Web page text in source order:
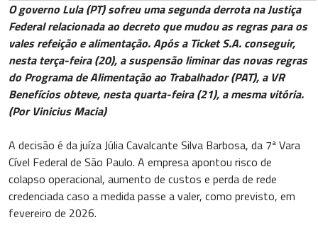
O governo Lula (PT) sofreu uma segunda derrota na Justiça
Federal relacionada ao decreto que mudou as regras para os
vales refeição e alimentação. Após a Ticket S.A. conseguir,
nesta terça-feira (20), a suspensão liminar das novas regras
do Programa de Alimentação ao Trabalhador (PAT), a VR
Benefícios obteve, nesta quarta-feira (21), a mesma vitória.
(Por Vinicius Macia)
A decisão é da juíza Júlia Cavalcante Silva Barbosa, da 7ª Vara
Cível Federal de São Paulo. A empresa apontou risco de
colapso operacional, aumento de custos e perda de rede
credenciada caso a medida passe a valer, como previsto, em
fevereiro de 2026.